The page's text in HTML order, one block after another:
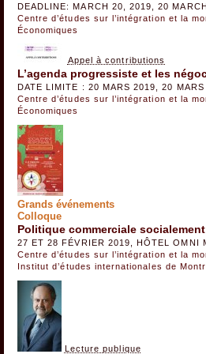
DEADLINE: MARCH 20, 2019, 20
Centre d’études sur l’intégration et la
Économiques
Appel à contributions
L’agenda progressiste et les
DATE LIMITE : 20 MARS 2019, 20 MARS
Centre d’études sur l’intégration et la
Économiques
Grands événements
Colloque
Politique commerciale
27 ET 28 FÉVRIER 2019, HÔTEL OMNI
Centre d’études sur l’intégration et la
Institut d’études internationales de
Lecture publique